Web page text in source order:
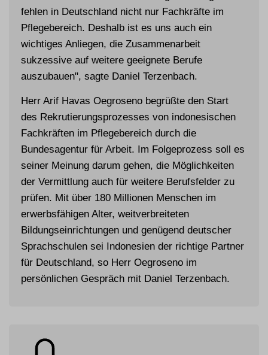
fehlen in Deutschland nicht nur Fachkräfte im
Pflegebereich. Deshalb ist es uns auch ein
wichtiges Anliegen, die Zusammenarbeit
sukzessive auf weitere geeignete Berufe
auszubauen", sagte Daniel Terzenbach.
Herr Arif Havas Oegroseno begrüßte den Start
des Rekrutierungsprozesses von indonesischen
Fachkräften im Pflegebereich durch die
Bundesagentur für Arbeit. Im Folgeprozess soll es
seiner Meinung darum gehen, die Möglichkeiten
der Vermittlung auch für weitere Berufsfelder zu
prüfen. Mit über 180 Millionen Menschen im
erwerbsfähigen Alter, weitverbreiteten
Bildungseinrichtungen und genügend deutscher
Sprachschulen sei Indonesien der richtige Partner
für Deutschland, so Herr Oegroseno im
persönlichen Gespräch mit Daniel Terzenbach.